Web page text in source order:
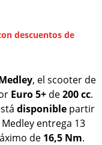
descuentos de
, el scooter de
Euro 5+ de200 cc.
disponible partir
entrega 13
de 16,5 Nm.